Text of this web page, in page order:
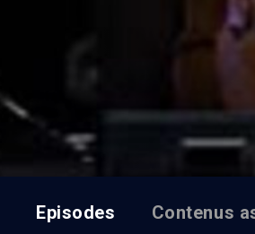
Episodes Contenus